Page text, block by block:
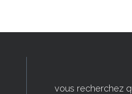
vous recherchez